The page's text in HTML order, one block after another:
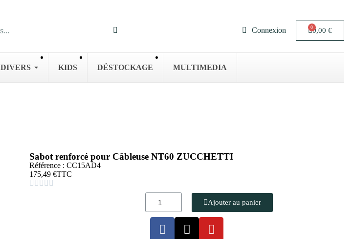
Connexion 0,00 €
DIVERS KIDS DÉSTOCKAGE MULTIMEDIA
Sabot renforcé pour Câbleuse NT60 ZUCCHETTI
Référence : CC15AD4
175,49 €TTC
    
Ajouter au panier